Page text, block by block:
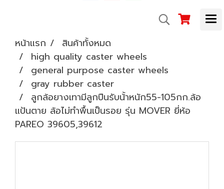
หน้าแรก
สินค้าทั้งหมด
high quality caster wheels
general purpose caster wheels
gray rubber caster
ลูกล้อยางเทามีลูกปืนรับน้้าหนัก55-105กก.ล้อ
แป้นตาย ล้อไม่ทำพื้นเป็นรอย รุ่น MOVER ยี่ห้อ
PAREO 39605,39612